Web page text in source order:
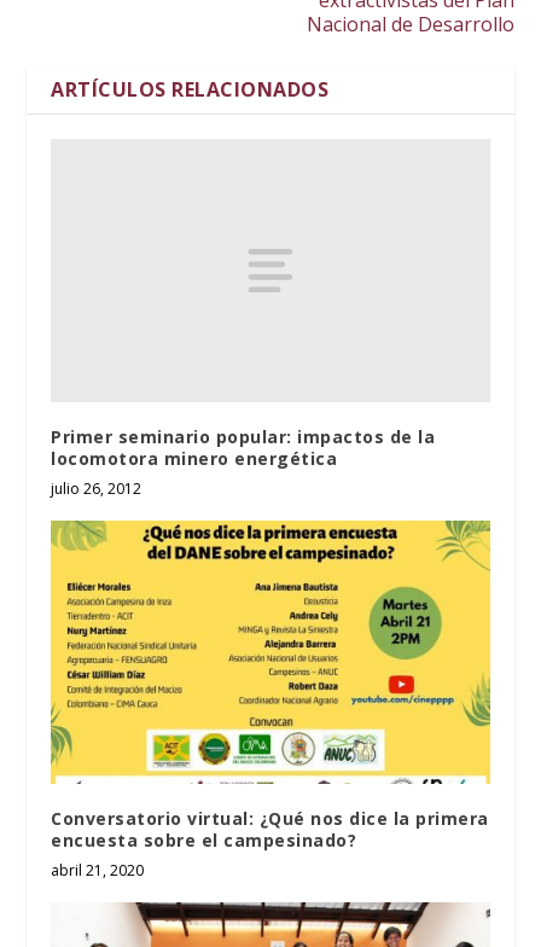
Nacional de Desarrollo
ARTÍCULOS RELACIONADOS
Primer seminario popular: impactos de la
locomotora minero energética
julio 26, 2012
Conversatorio virtual: ¿Qué nos dice la primera
encuesta sobre el campesinado?
abril 21, 2020